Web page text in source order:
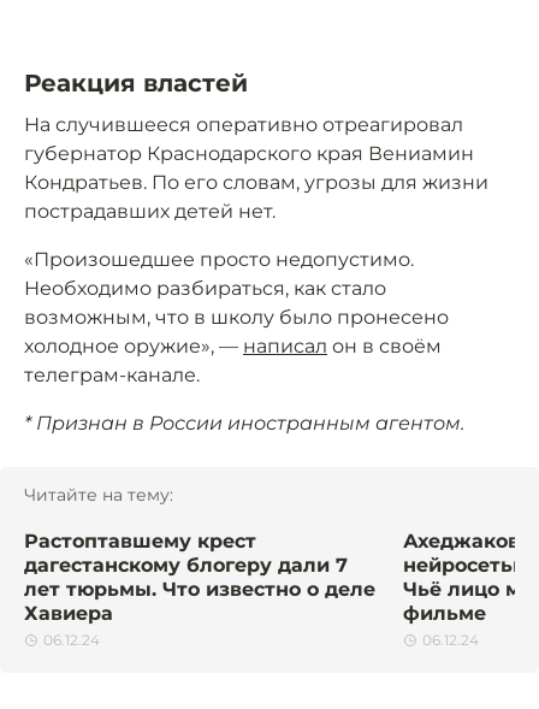
Реакция властей
На случившееся оперативно отреагировал
губернатор Краснодарского края Вениамин
Кондратьев. По его словам, угрозы для жизни
пострадавших детей нет.
«Произошедшее просто недопустимо.
Необходимо разбираться, как стало
возможным, что в школу было пронесено
холодное оружие», — написал он в своём
телеграм-канале.
* Признан в России иностранным агентом.
Читайте на тему:
Растоптавшему крест
дагестанскому блогеру дали 7
лет тюрьмы. Что известно о деле
Хавиера
06.12.24
Ахеджакову
нейросетью
Чьё лицо
фильме
06.12.24